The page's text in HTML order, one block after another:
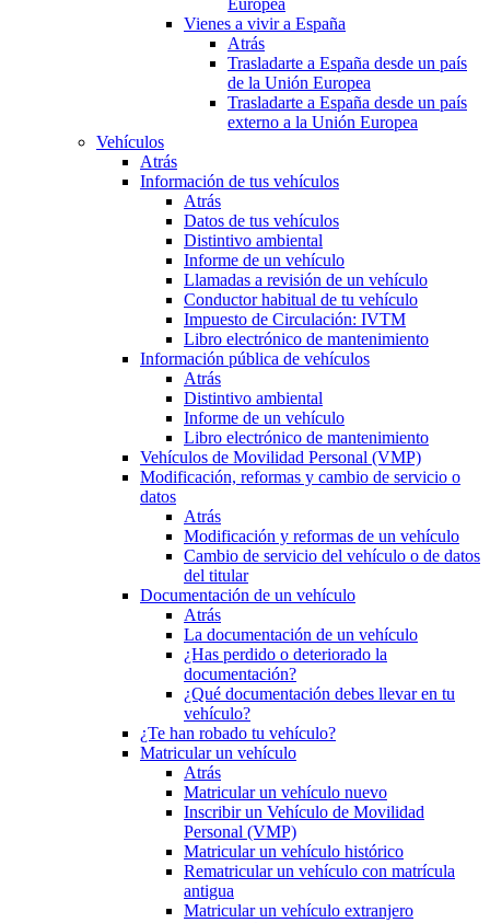
Europea
Vienes a vivir a España
Atrás
Trasladarte a España desde un país
de la Unión Europea
Trasladarte a España desde un país
externo a la Unión Europea
Vehículos
Atrás
Información de tus vehículos
Atrás
Datos de tus vehículos
Distintivo ambiental
Informe de un vehículo
Llamadas a revisión de un vehículo
Conductor habitual de tu vehículo
Impuesto de Circulación: IVTM
Libro electrónico de mantenimiento
Información pública de vehículos
Atrás
Distintivo ambiental
Informe de un vehículo
Libro electrónico de mantenimiento
Vehículos de Movilidad Personal (VMP)
Modificación, reformas y cambio de servicio o
datos
Atrás
Modificación y reformas de un vehículo
Cambio de servicio del vehículo o de datos
del titular
Documentación de un vehículo
Atrás
La documentación de un vehículo
¿Has perdido o deteriorado la
documentación?
¿Qué documentación debes llevar en tu
vehículo?
¿Te han robado tu vehículo?
Matricular un vehículo
Atrás
Matricular un vehículo nuevo
Inscribir un Vehículo de Movilidad
Personal (VMP)
Matricular un vehículo histórico
Rematricular un vehículo con matrícula
antigua
Matricular un vehículo extranjero